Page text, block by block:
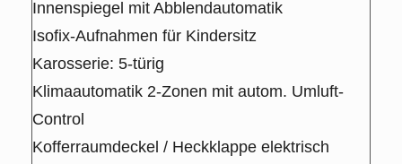
Innenspiegel mit Abblendautomatik
Isofix-Aufnahmen für Kindersitz
Karosserie: 5-türig
Klimaautomatik 2-Zonen mit autom. Umluft-
Control
Kofferraumdeckel / Heckklappe elektrisch